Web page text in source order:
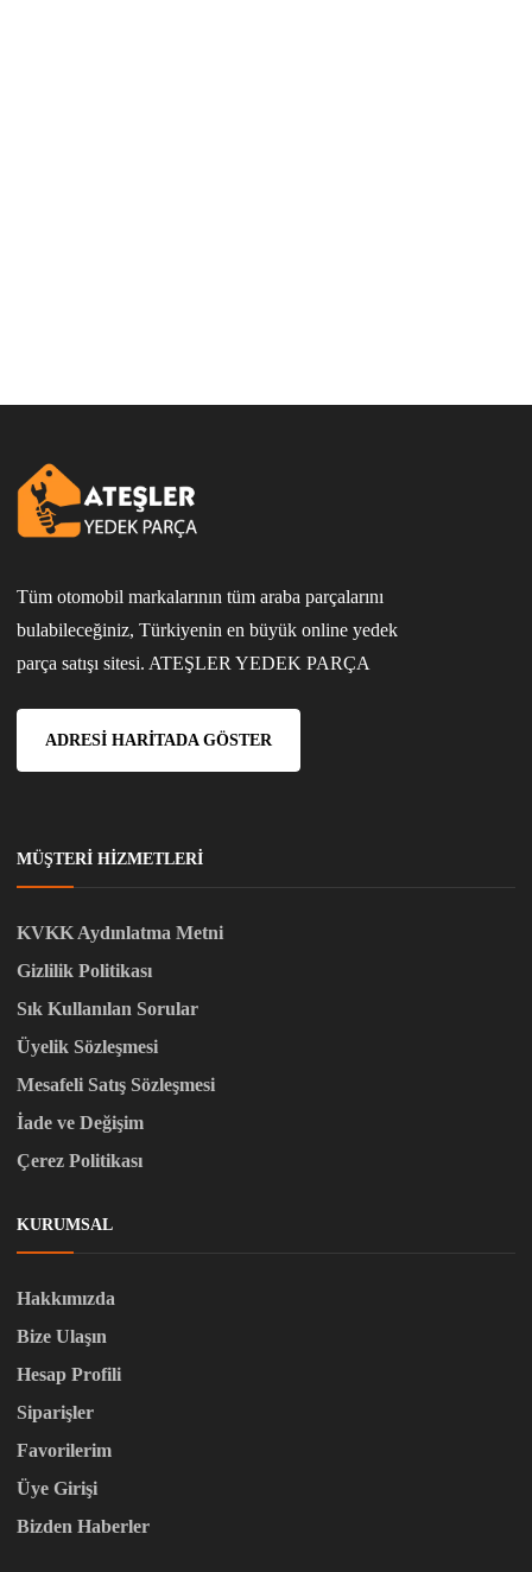
Tüm otomobil markalarının tüm araba parçalarını
bulabileceğiniz, Türkiyenin en büyük online yedek
parça satışı sitesi. ATEŞLER YEDEK PARÇA
ADRESI HARITADA GÖSTER
MÜŞTERI HIZMETLERI
KVKK Aydınlatma Metni
Gizlilik Politikası
Sık Kullanılan Sorular
Üyelik Sözleşmesi
Mesafeli Satış Sözleşmesi
İade ve Değişim
Çerez Politikası
KURUMSAL
Hakkımızda
Bize Ulaşın
Hesap Profili
Siparişler
Favorilerim
Üye Girişi
Bizden Haberler